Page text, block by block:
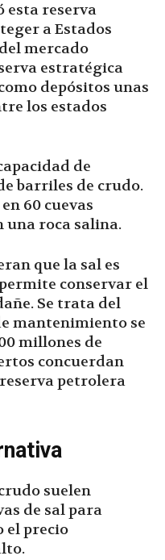
esta reserva
a Estados
mercado
estratégica
depósitos unas
los estados
de
barriles de crudo.
60 cuevas
una roca salina.
que la sal es
conservar el
Se trata del
mantenimiento se
millones de
concuerdan
petrolera
suelen
de sal para
el precio